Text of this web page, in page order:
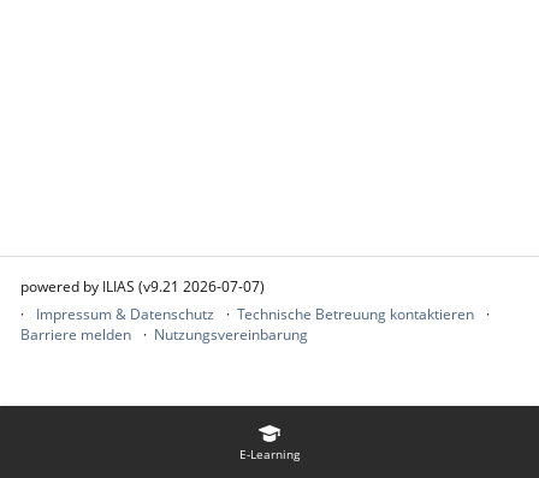
E-Learning
powered by ILIAS (v9.21 2026-07-07)
Impressum & Datenschutz
Technische Betreuung kontaktieren
Barriere melden
Nutzungsvereinbarung